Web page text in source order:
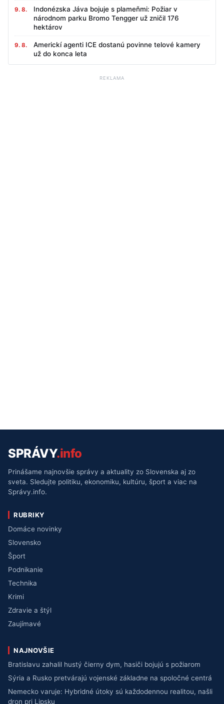
9. 8.
Indonézska Jáva bojuje s plameňmi: Požiar v
národnom parku Bromo Tengger už zničil 176
hektárov
9. 8.
Americkí agenti ICE dostanú povinne telové kamery
už do konca leta
REKLAMA
SPRÁVY.info
Prinášame najnovšie správy a aktuality zo Slovenska aj zo
sveta. Sledujte politiku, ekonomiku, kultúru, šport a viac na
Správy.info.
RUBRIKY
Domáce novinky
Slovensko
Šport
Podnikanie
Technika
Krimi
Zdravie a štýl
Zaujímavé
NAJNOVŠIE
Bratislavu zahalil hustý čierny dym, hasiči bojujú s požiarom
Sýria a Rusko pretvárajú vojenské základne na spoločné centrá
Nemecko varuje: Hybridné útoky sú každodennou realitou, našli
dron pri Lipsku